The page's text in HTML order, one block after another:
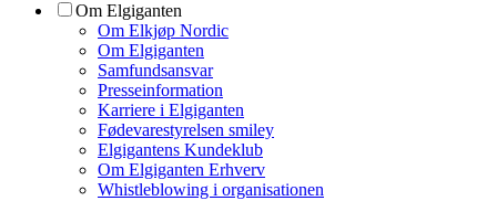
Om Elgiganten
Om Elkjøp Nordic
Om Elgiganten
Samfundsansvar
Presseinformation
Karriere i Elgiganten
Fødevarestyrelsen smiley
Elgigantens Kundeklub
Om Elgiganten Erhverv
Whistleblowing i organisationen